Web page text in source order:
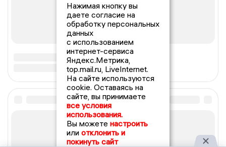
Нажимая кнопку вы
даете согласие на
обработку персональных
данных
с использованием
интернет-сервиса
Яндекс.Метрика,
top.mail.ru, LiveInternet.
На сайте используются
cookie. Оставаясь на
сайте, вы принимаете
все условия
использования.
Вы можете настроить
или отклонить и
покинуть сайт